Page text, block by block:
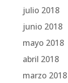
julio 2018
junio 2018
mayo 2018
abril 2018
marzo 2018